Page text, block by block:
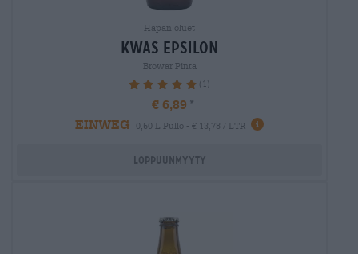
Hapan oluet
kwas epsilon
Browar Pinta
100% (1)
€ 6,89
EINWEG
0,50 L Pullo - € 13,78 / LTR
Loppuunmyyty